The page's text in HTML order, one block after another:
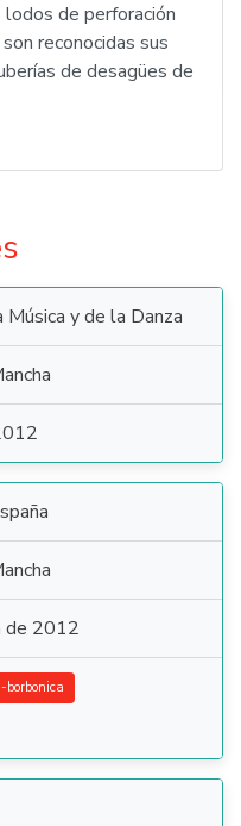
de perforación
reconocidas sus
de desagües de
y de la Danza
de 2012
borbonica